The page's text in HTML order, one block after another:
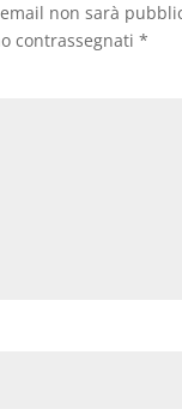
non sarà
contrassegnati *